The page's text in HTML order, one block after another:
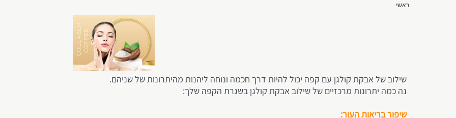
ראשי
שילוב של אבקת קולגן עם קפה יכול להיות דרך חכמה ונוחה ליהנות מהיתרונות של שניהם.
נה כמה יתרונות מרכזיים של שילוב אבקת קולגן בשגרת הקפה שלך:
שיפור בריאות העור: